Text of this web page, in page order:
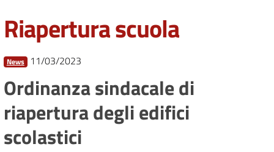
Riapertura scuola
News 11/03/2023
Ordinanza sindacale di
riapertura degli edifici
scolastici